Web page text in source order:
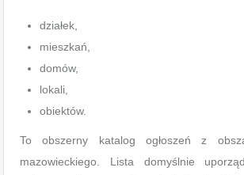
działek,
mieszkań,
domów,
lokali,
obiektów.
To obszerny katalog ogłoszeń z
mazowieckiego. Lista domyślnie